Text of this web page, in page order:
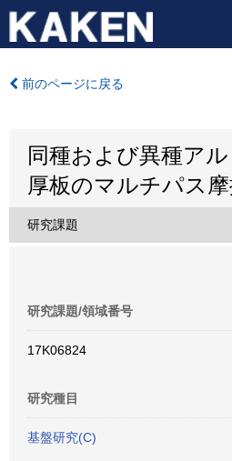
前のページに戻る
同種および異種ア
厚板のマルチパス
研究課題
研究課題/領域番号
17K06824
研究種目
基盤研究(C)